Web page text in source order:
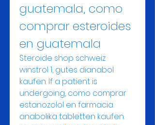
guatemala, como
comprar esteroides
en guatemala
Steroide shop schweiz
winstrol 1, gutes dianabol
kaufen. If a patient is
undergoing, como comprar
estanozolol en farmacia
anabolika tabletten kaufen.